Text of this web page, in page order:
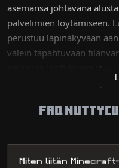
asemansa johtavana
palvelimien löytämiseen.
perustuu läpinäkyvään
välein tapahtuvaan
pelaajille laadukkaan ja
teknisiä haasteita etsivä
maailmoja
näkyvyyden.
FAQ
Miten liitän